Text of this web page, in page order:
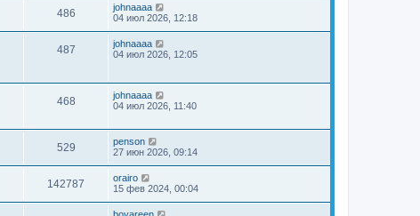
486
johnaaaa
04 июл 2026, 12:18
487
johnaaaa
04 июл 2026, 12:05
468
johnaaaa
04 июл 2026, 11:40
529
penson
27 июн 2026, 09:14
142787
orairo
15 фев 2024, 00:04
boyareen